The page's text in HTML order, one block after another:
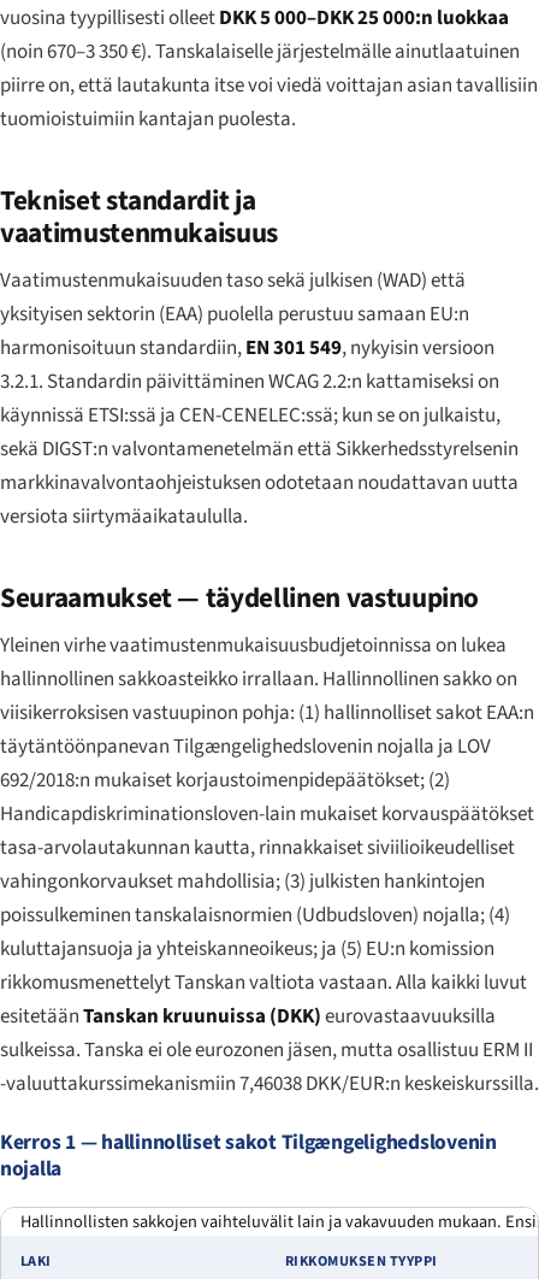
vuosina tyypillisesti olleetDKK 5 000–DKK 25 000:n luokkaa
(noin 670–3 350 €). Tanskalaiselle järjestelmälle ainutlaatuinen
piirre on, että lautakunta itse voi viedä voittajan asian tavallisiin
tuomioistuimiin kantajan puolesta.
Tekniset standardit ja
vaatimustenmukaisuus
Vaatimustenmukaisuuden taso sekä julkisen (WAD) että
yksityisen sektorin (EAA) puolella perustuu samaan EU:n
harmonisoituun standardiin,EN 301 549, nykyisin versioon
3.2.1. Standardin päivittäminen WCAG 2.2:n kattamiseksi on
käynnissä ETSI:ssä ja CEN-CENELEC:ssä; kun se on julkaistu,
sekä DIGST:n valvontamenetelmän että Sikkerhedsstyrelsenin
markkinavalvontaohjeistuksen odotetaan noudattavan uutta
versiota siirtymäaikataululla.
Seuraamukset — täydellinen vastuupino
Yleinen virhe vaatimustenmukaisuusbudjetoinnissa on lukea
hallinnollinen sakkoasteikko irrallaan. Hallinnollinen sakko on
viisikerroksisen vastuupinon pohja: (1) hallinnolliset sakot EAA:n
täytäntöönpanevan Tilgængeligheds­lovenin nojalla ja LOV
692/2018:n mukaiset korjaustoimenpidepäätökset; (2)
Handicapdiskriminationsloven-lain mukaiset korvauspäätökset
tasa-arvolautakunnan kautta, rinnakkaiset siviilioikeudelliset
vahingonkorvaukset mahdollisia; (3) julkisten hankintojen
poissulkeminen tanskalaisnormien (Udbudsloven) nojalla; (4)
kuluttajansuoja ja yhteiskanneoikeus; ja (5) EU:n komission
rikkomusmenettelyt Tanskan valtiota vastaan. Alla kaikki luvut
esitetäänTanskan kruunuissa (DKK)eurovastaavuuksilla
sulkeissa. Tanskaeiole eurozonen jäsen, mutta osallistuu ERM II
-valuuttakurssimekanismiin 7,46038 DKK/EUR:n keskeiskurssilla.
Kerros 1 — hallinnolliset sakot Tilgængeligheds­lovenin
nojalla
Hallinnollisten sakkojen vaihteluvälit lain ja vakavuuden mukaan.
LAKI RIKKOMUKSEN TYYPPI